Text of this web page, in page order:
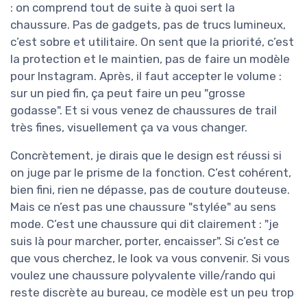
: on comprend tout de suite à quoi sert la
chaussure. Pas de gadgets, pas de trucs lumineux,
c’est sobre et utilitaire. On sent que la priorité, c’est
la protection et le maintien, pas de faire un modèle
pour Instagram. Après, il faut accepter le volume :
sur un pied fin, ça peut faire un peu "grosse
godasse". Et si vous venez de chaussures de trail
très fines, visuellement ça va vous changer.
Concrètement, je dirais que le design est réussi si
on juge par le prisme de la fonction. C’est cohérent,
bien fini, rien ne dépasse, pas de couture douteuse.
Mais ce n’est pas une chaussure "stylée" au sens
mode. C’est une chaussure qui dit clairement : "je
suis là pour marcher, porter, encaisser". Si c’est ce
que vous cherchez, le look va vous convenir. Si vous
voulez une chaussure polyvalente ville/rando qui
reste discrète au bureau, ce modèle est un peu trop